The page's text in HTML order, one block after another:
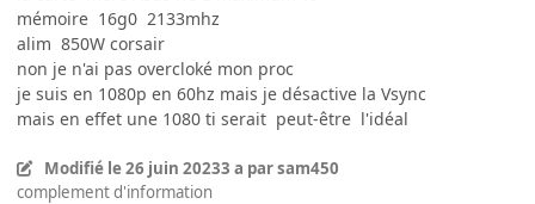
mémoire 16g0 2133mhz
alim 850W corsair
non je n'ai pas overcloké mon proc
je suis en 1080p en 60hz mais je désactive la Vsync
mais en effet une 1080 ti serait peut-être l'idéal
Modifié le 26 juin 20233 a par sam450
complement d'information